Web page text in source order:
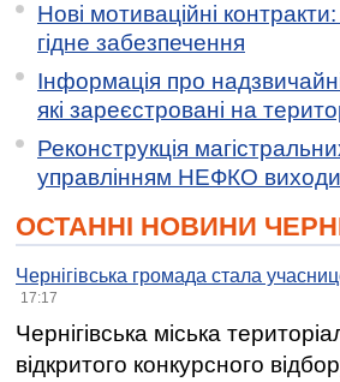
Нові мотиваційні
гідне забезпечення
Інформація про
які зареєстровані на
Реконструкція
управлінням НЕФКО
ОСТАННІ НОВИНИ
Чернігівська громада стала
17:17
Чернігівська міська
відкритого конкурсного